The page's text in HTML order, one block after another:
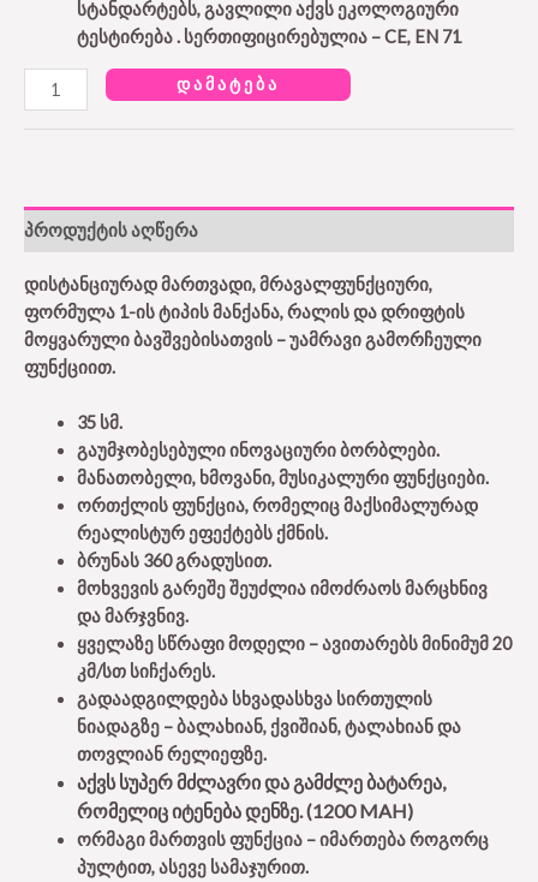
სტანდარტებს, გავლილი აქვს ეკოლოგიური
ტესტირება . სერთიფიცირებულია – CE, EN 71
ᲓᲐᲛᲐᲢᲔᲑᲐ
პროდუქტის აღწერა
დისტანციურად მართვადი, მრავალფუნქციური,
ფორმულა 1-ის ტიპის მანქანა, რალის და დრიფტის
მოყვარული ბავშვებისათვის – უამრავი გამორჩეული
ფუნქციით.
35 სმ.
გაუმჯობესებული ინოვაციური ბორბლები.
მანათობელი, ხმოვანი, მუსიკალური ფუნქციები.
ორთქლის ფუნქცია, რომელიც მაქსიმალურად
რეალისტურ ეფექტებს ქმნის.
ბრუნას 360 გრადუსით.
მოხვევის გარეშე შეუძლია იმოძრაოს მარცხნივ
და მარჯვნივ.
ყველაზე სწრაფი მოდელი – ავითარებს მინიმუმ 20
კმ/სთ სიჩქარეს.
გადაადგილდება სხვადასხვა სირთულის
ნიადაგზე – ბალახიან, ქვიშიან, ტალახიან და
თოვლიან რელიეფზე.
აქვს სუპერ მძლავრი და გამძლე ბატარეა,
რომელიც იტენება დენზე. (1200 MAH)
ორმაგი მართვის ფუნქცია – იმართება როგორც
პულტით, ასევე სამაჯურით.